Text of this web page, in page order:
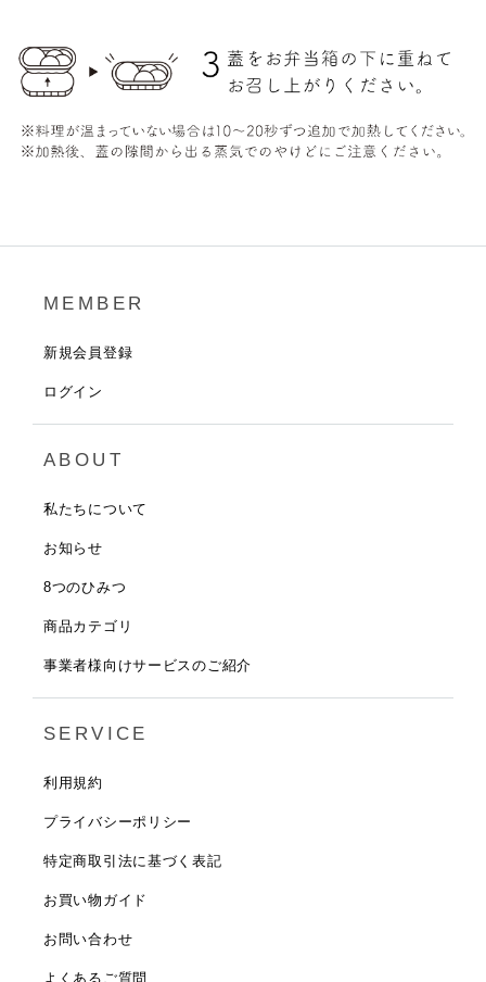
MEMBER
新規会員登録
ログイン
ABOUT
私たちについて
お知らせ
8つのひみつ
商品カテゴリ
事業者様向けサービスのご紹介
SERVICE
利用規約
プライバシーポリシー
特定商取引法に基づく表記
お買い物ガイド
お問い合わせ
よくあるご質問